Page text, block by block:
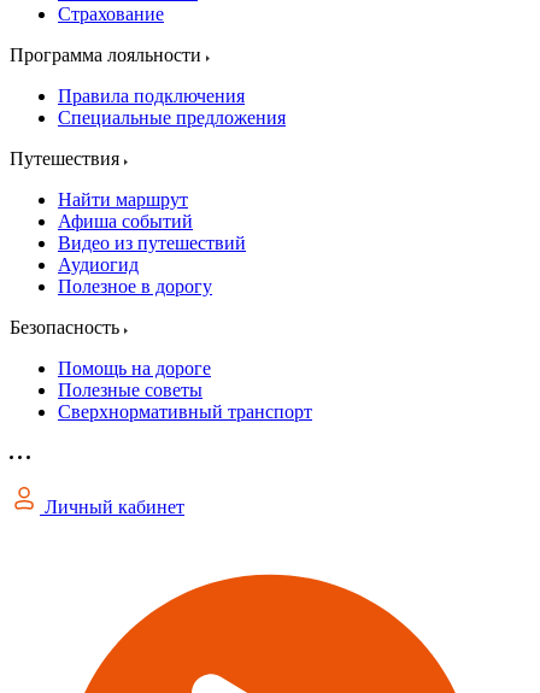
Страхование
Программа лояльности
Правила подключения
Специальные предложения
Путешествия
Найти маршрут
Афиша событий
Видео из путешествий
Аудиогид
Полезное в дорогу
Безопасность
Помощь на дороге
Полезные советы
Сверхнормативный транспорт
Личный кабинет